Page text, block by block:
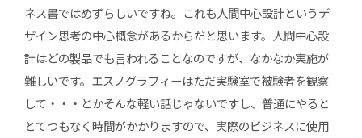
ネス書ではめずらしいですね。これも人間中心設計というデ
ザイン思考の中心概念があるからだと思います。人間中心設
計はどの製品でも言われることなのですが、なかなか実施が
難しいです。エスノグラフィーはただ実験室で被験者を観察
して・・・とかそんな軽い話じゃないですし、普通にやると
とてつもなく時間がかかりますので、実際のビジネスに使用